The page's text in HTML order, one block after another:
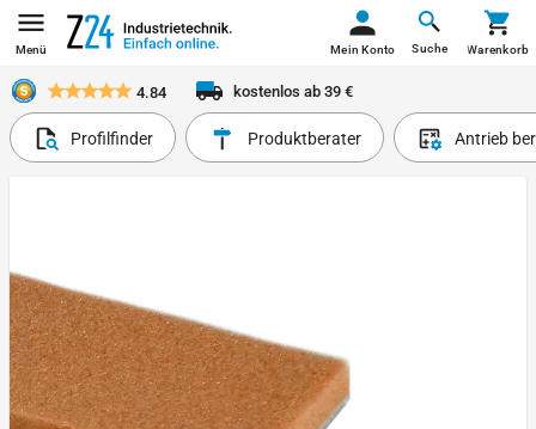
Menü Suche
Mein Konto Warenkorb
4.84 kostenlos ab 39 €
Profilfinder Produktberater Antrieb